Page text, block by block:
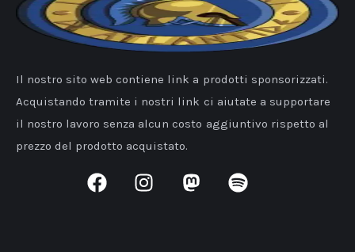
Il nostro sito web contiene link a prodotti sponsorizzati.
Acquistando tramite i nostri link ci aiutate a supportare
il nostro lavoro senza alcun costo aggiuntivo rispetto al
prezzo del prodotto acquistato.